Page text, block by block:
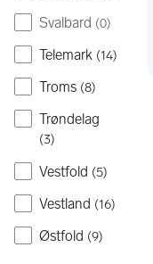
Svalbard (0)
Telemark (14)
Troms (8)
Trøndelag
(3)
Vestfold (5)
Vestland (16)
Østfold (9)